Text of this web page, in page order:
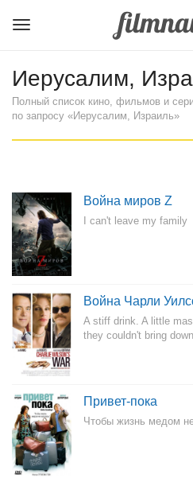
Иерусалим,
Полный список кино, фильмов и
по запросу «Иерусалим, Израиль»
Война миров Z
I can't leave my family
Война Чарли
A stiff drink. A little
they couldn't bring
Привет-пока
Чтобы жизнь медом